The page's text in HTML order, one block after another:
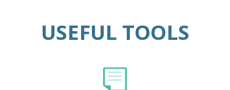
USEFUL TOOLS